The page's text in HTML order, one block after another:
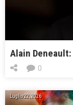
Alain
0
Luglio 22, 2026